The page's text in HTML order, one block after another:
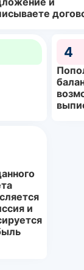
4
и